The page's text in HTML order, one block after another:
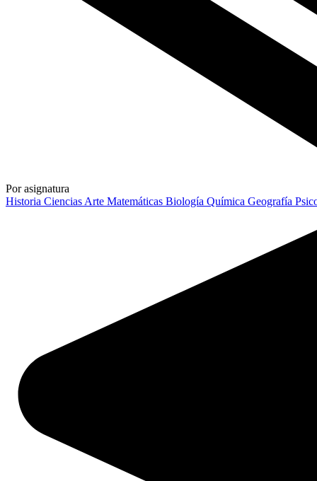
Por asignatura
Historia Ciencias Arte Matemáticas Biología Química Geografía